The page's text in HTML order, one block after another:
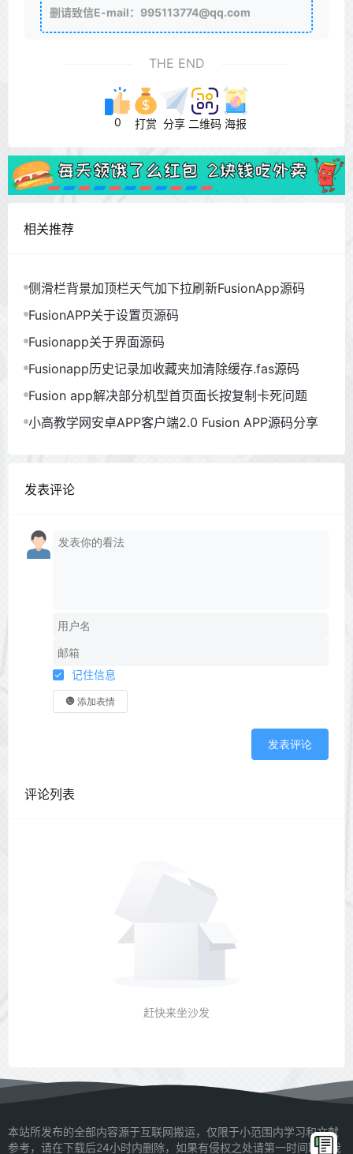
删请致信E-mail：995113774@qq.com
THE END
0 打赏 分享 二维码 海报
相关推荐
侧滑栏背景加顶栏天气加下拉刷新FusionApp源码
FusionAPP关于设置页源码
Fusionapp关于界面源码
Fusionapp历史记录加收藏夹加清除缓存.fas源码
Fusion app解决部分机型首页面长按复制卡死问题
小高教学网安卓APP客户端2.0 Fusion APP源码分享
发表评论
记住信息
添加表情
发表评论
评论列表
赶快来坐沙发
本站所发布的全部内容源于互联网搬运，仅限于小范围内学习和文献
参考，请在下载后24小时内删除，如果有侵权之处请第一时间联系我